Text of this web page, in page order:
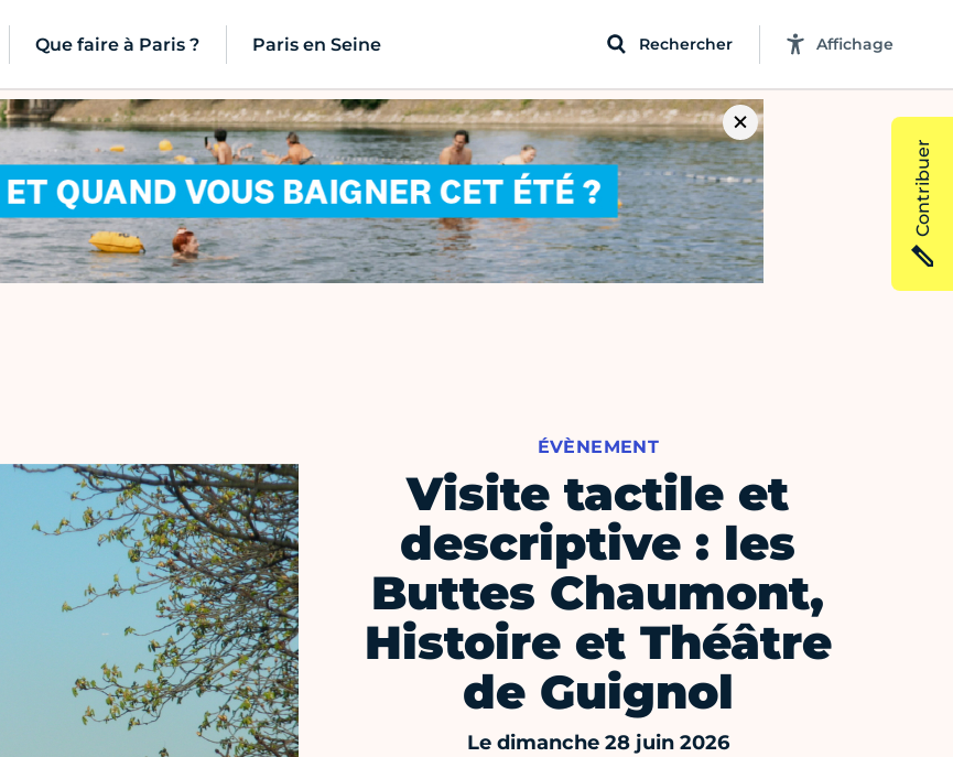
Que faire à Paris ? Paris en Seine Rechercher Affichage
ÉVÈNEMENT
Visite tactile et
descriptive : les
Buttes Chaumont,
Histoire et Théâtre
de Guignol
Le dimanche 28 juin 2026
Contribuer